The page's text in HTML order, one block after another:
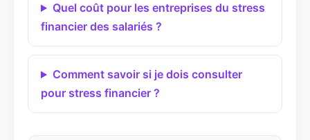
Quel coût pour les entreprises du stress
financier des salariés ?
Comment savoir si je dois consulter
pour stress financier ?